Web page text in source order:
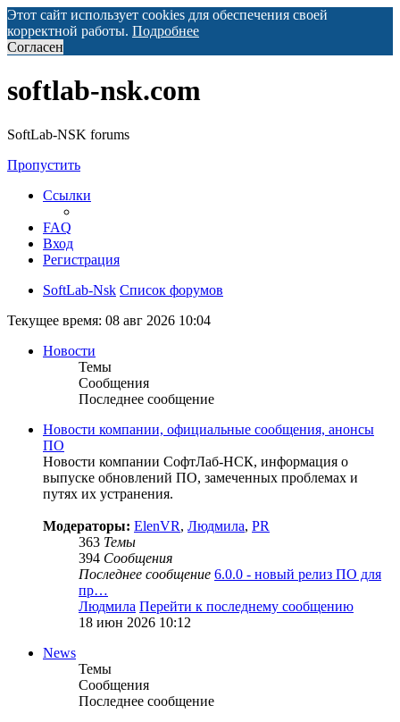
Этот сайт использует cookies для обеспечения своей
корректной работы. Подробнее
Согласен
softlab-nsk.com
SoftLab-NSK forums
Пропустить
Ссылки
FAQ
Вход
Регистрация
SoftLab-Nsk Список форумов
Текущее время: 08 авг 2026 10:04
Новости
Темы
Сообщения
Последнее сообщение
Новости компании, официальные сообщения, анонсы
ПО
Новости компании СофтЛаб-НСК, информация о
выпуске обновлений ПО, замеченных проблемах и
путях их устранения.
Модераторы: ElenVR, Людмила, PR
363 Темы
394 Сообщения
Последнее сообщение 6.0.0 - новый релиз ПО для
пр…
Людмила Перейти к последнему сообщению
18 июн 2026 10:12
News
Темы
Сообщения
Последнее сообщение